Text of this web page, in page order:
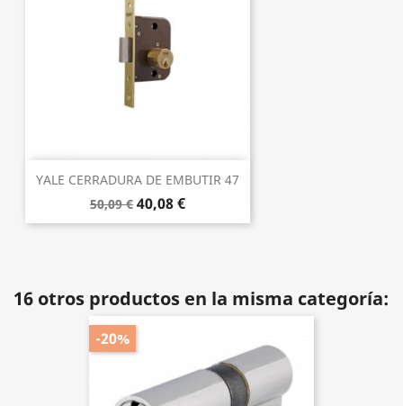
YALE CERRADURA DE EMBUTIR 47
50,09 € 40,08 €
16 otros productos en la misma categoría:
-20%